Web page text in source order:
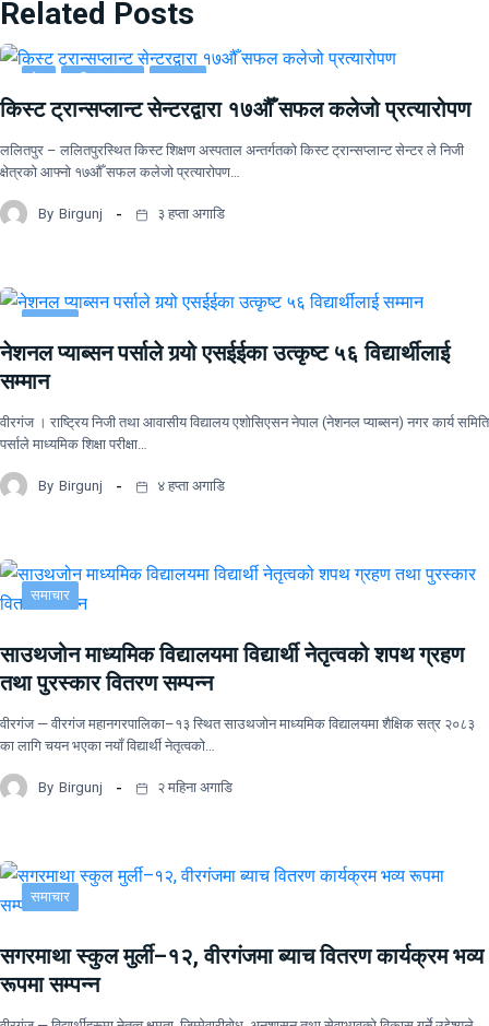
Related Posts
किस्ट ट्रान्सप्लान्ट सेन्टरद्वारा १७औँ सफल कलेजो प्रत्यारोपण
ललितपुर – ललितपुरस्थित किस्ट शिक्षण अस्पताल अन्तर्गतको किस्ट ट्रान्सप्लान्ट सेन्टर ले निजी
क्षेत्रको आफ्नो १७औँ सफल कलेजो प्रत्यारोपण…
By Birgunj ३ हप्ता अगाडि
नेशनल प्याब्सन पर्साले गर्‍यो एसईईका उत्कृष्ट ५६ विद्यार्थीलाई
सम्मान
वीरगंज । राष्ट्रिय निजी तथा आवासीय विद्यालय एशोसिएसन नेपाल (नेशनल प्याब्सन) नगर कार्य समिति
पर्साले माध्यमिक शिक्षा परीक्षा…
By Birgunj ४ हप्ता अगाडि
समाचार
साउथजोन माध्यमिक विद्यालयमा विद्यार्थी नेतृत्वको शपथ ग्रहण
तथा पुरस्कार वितरण सम्पन्न
वीरगंज — वीरगंज महानगरपालिका–१३ स्थित साउथजोन माध्यमिक विद्यालयमा शैक्षिक सत्र २०८३
का लागि चयन भएका नयाँ विद्यार्थी नेतृत्वको…
By Birgunj २ महिना अगाडि
समाचार
सगरमाथा स्कुल मुर्ली–१२, वीरगंजमा ब्याच वितरण कार्यक्रम भव्य
रूपमा सम्पन्न